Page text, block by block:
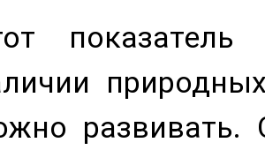
показатель
развивать.